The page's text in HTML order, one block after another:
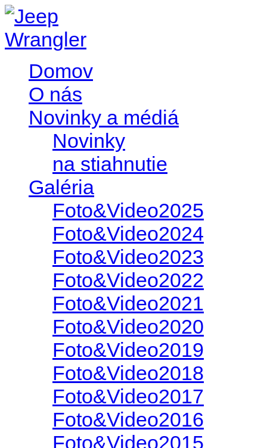
Domov
O nás
Novinky a médiá
Novinky
na stiahnutie
Galéria
Foto&Video2025
Foto&Video2024
Foto&Video2023
Foto&Video2022
Foto&Video2021
Foto&Video2020
Foto&Video2019
Foto&Video2018
Foto&Video2017
Foto&Video2016
Foto&Video2015